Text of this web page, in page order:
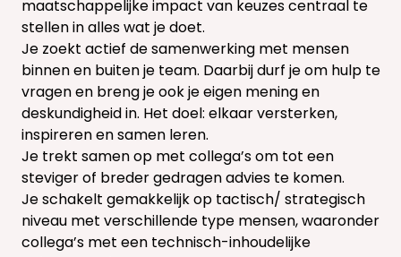
maatschappelijke impact van keuzes centraal te
stellen in alles wat je doet.
Je zoekt actief de samenwerking met mensen
binnen en buiten je team. Daarbij durf je om hulp te
vragen en breng je ook je eigen mening en
deskundigheid in. Het doel: elkaar versterken,
inspireren en samen leren.
Je trekt samen op met collega’s om tot een
steviger of breder gedragen advies te komen.
Je schakelt gemakkelijk op tactisch/ strategisch
niveau met verschillende type mensen, waaronder
collega’s met een technisch-inhoudelijke